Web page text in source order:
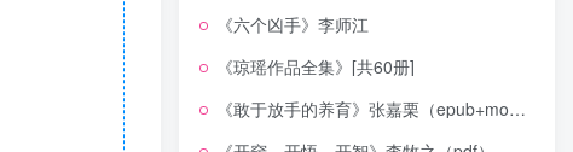
《六个凶手》李师江
《琼瑶作品全集》[共60册]
《敢于放手的养育》张嘉栗（epub+mobi+azw3+pdf）